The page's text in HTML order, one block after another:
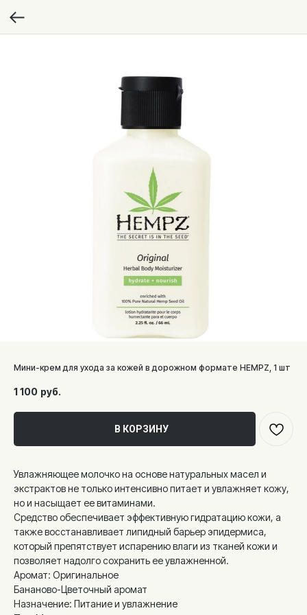
Мини-крем для ухода за кожей в дорожном формате HEMPZ, 1 шт
1 100 руб.
В КОРЗИНУ
Увлажняющее молочко на основе натуральных масел и
экстрактов не только интенсивно питает и увлажняет кожу,
но и насыщает ее витаминами.
Средство обеспечивает эффективную гидратацию кожи, а
также восстанавливает липидный барьер эпидермиса,
который препятствует испарению влаги из тканей кожи и
позволяет надолго сохранить ее увлажненной.
Аромат: Оригинальное
Бананово-Цветочный аромат
Назначение: Питание и увлажнение